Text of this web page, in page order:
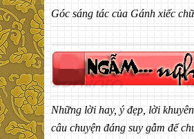
Góc sáng tác của Gánh xiếc
Những lời hay, ý đẹp, lời
câu chuyện đáng suy gẫm để